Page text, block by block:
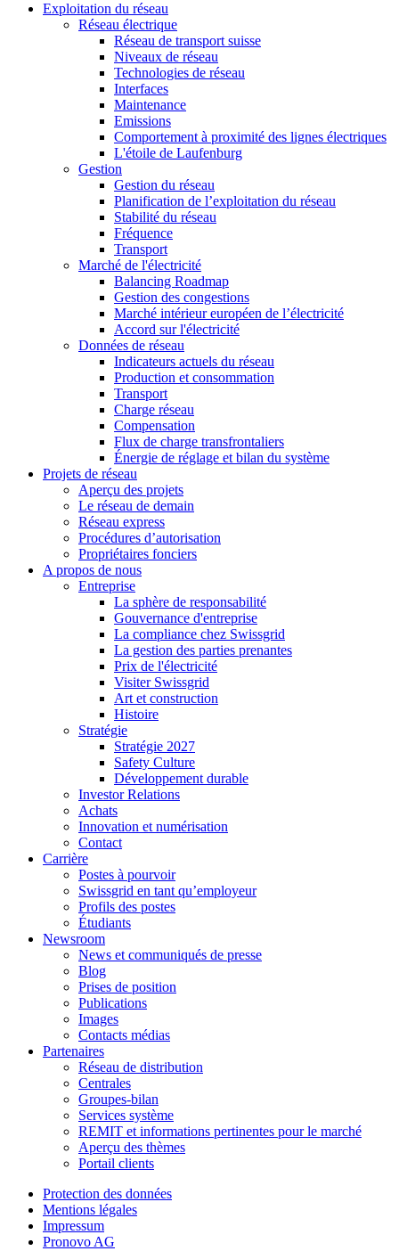
Exploitation du réseau
Réseau électrique
Réseau de transport suisse
Niveaux de réseau
Technologies de réseau
Interfaces
Maintenance
Emissions
Comportement à proximité des lignes électriques
L'étoile de Laufenburg
Gestion
Gestion du réseau
Planification de l’exploitation du réseau
Stabilité du réseau
Fréquence
Transport
Marché de l'électricité
Balancing Roadmap
Gestion des congestions
Marché intérieur européen de l’électricité
Accord sur l'électricité
Données de réseau
Indicateurs actuels du réseau
Production et consommation
Transport
Charge réseau
Compensation
Flux de charge transfrontaliers
Énergie de réglage et bilan du système
Projets de réseau
Aperçu des projets
Le réseau de demain
Réseau express
Procédures d’autorisation
Propriétaires fonciers
A propos de nous
Entreprise
La sphère de responsabilité
Gouvernance d'entreprise
La compliance chez Swissgrid
La gestion des parties prenantes
Prix de l'électricité
Visiter Swissgrid
Art et construction
Histoire
Stratégie
Stratégie 2027
Safety Culture
Développement durable
Investor Relations
Achats
Innovation et numérisation
Contact
Carrière
Postes à pourvoir
Swissgrid en tant qu’employeur
Profils des postes
Étudiants
Newsroom
News et communiqués de presse
Blog
Prises de position
Publications
Images
Contacts médias
Partenaires
Réseau de distribution
Centrales
Groupes-bilan
Services système
REMIT et informations pertinentes pour le marché
Aperçu des thèmes
Portail clients
Protection des données
Mentions légales
Impressum
Pronovo AG